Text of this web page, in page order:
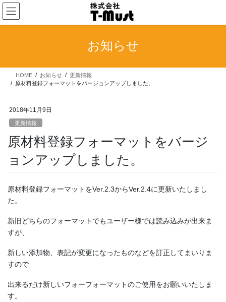
コ
ン
テ
ス
ナ
ビ
ゲ
ン
お知らせ
HOME お知らせ
更新情報
原材料登録フォーマットをバージョンアップしました。
2018年11月9日
更新情報
原材料登録フォーマットをバージ
ョンアップしました。
原材料登録フォーマットをVer.2.3からVer.2.4に更新いたしまし
た。
新旧どちらのフォーマットでもユーザー様では読み込みが出来ま
すが、
新しい添加物、表記が変更になったものなどを訂正してまいりま
すので
出来るだけ新しいフォーフォーマットのご使用をお願いいたしま
す。